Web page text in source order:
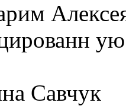
Савчук